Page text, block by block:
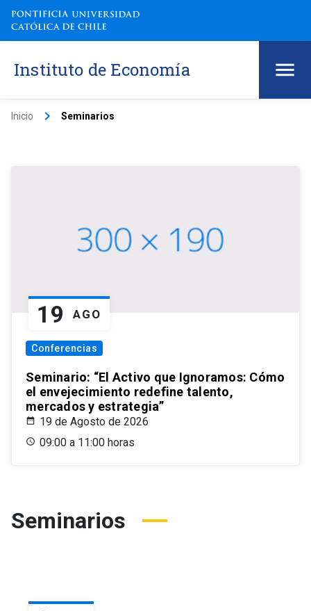
Instituto de Economía
Inicio keyboard_arrow_right Seminarios
19 AGO
Conferencias
Seminario: “El Activo que Ignoramos: Cómo
el envejecimiento redefine talento,
mercados y estrategia”
19 de Agosto de 2026
09:00 a 11:00 horas
Seminarios